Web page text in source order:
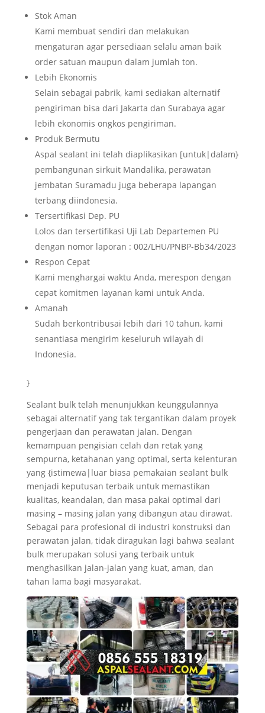
Stok Aman
Kami membuat sendiri dan melakukan
mengaturan agar persediaan selalu aman baik
order satuan maupun dalam jumlah ton.
Lebih Ekonomis
Selain sebagai pabrik, kami sediakan alternatif
pengiriman bisa dari Jakarta dan Surabaya agar
lebih ekonomis ongkos pengiriman.
Produk Bermutu
Aspal sealant ini telah diaplikasikan [untuk|dalam}
pembangunan sirkuit Mandalika, perawatan
jembatan Suramadu juga beberapa lapangan
terbang diindonesia.
Tersertifikasi Dep. PU
Lolos dan tersertifikasi Uji Lab Departemen PU
dengan nomor laporan : 002/LHU/PNBP-Bb34/2023
Respon Cepat
Kami menghargai waktu Anda, merespon dengan
cepat komitmen layanan kami untuk Anda.
Amanah
Sudah berkontribusai lebih dari 10 tahun, kami
senantiasa mengirim keseluruh wilayah di
Indonesia.
}
Sealant bulk telah menunjukkan keunggulannya
sebagai alternatif yang tak tergantikan dalam proyek
pengerjaan dan perawatan jalan. Dengan
kemampuan pengisian celah dan retak yang
sempurna, ketahanan yang optimal, serta kelenturan
yang {istimewa|luar biasa pemakaian sealant bulk
menjadi keputusan terbaik untuk memastikan
kualitas, keandalan, dan masa pakai optimal dari
masing – masing jalan yang dibangun atau dirawat.
Sebagai para profesional di industri konstruksi dan
perawatan jalan, tidak diragukan lagi bahwa sealant
bulk merupakan solusi yang terbaik untuk
menghasilkan jalan-jalan yang kuat, aman, dan
tahan lama bagi masyarakat.